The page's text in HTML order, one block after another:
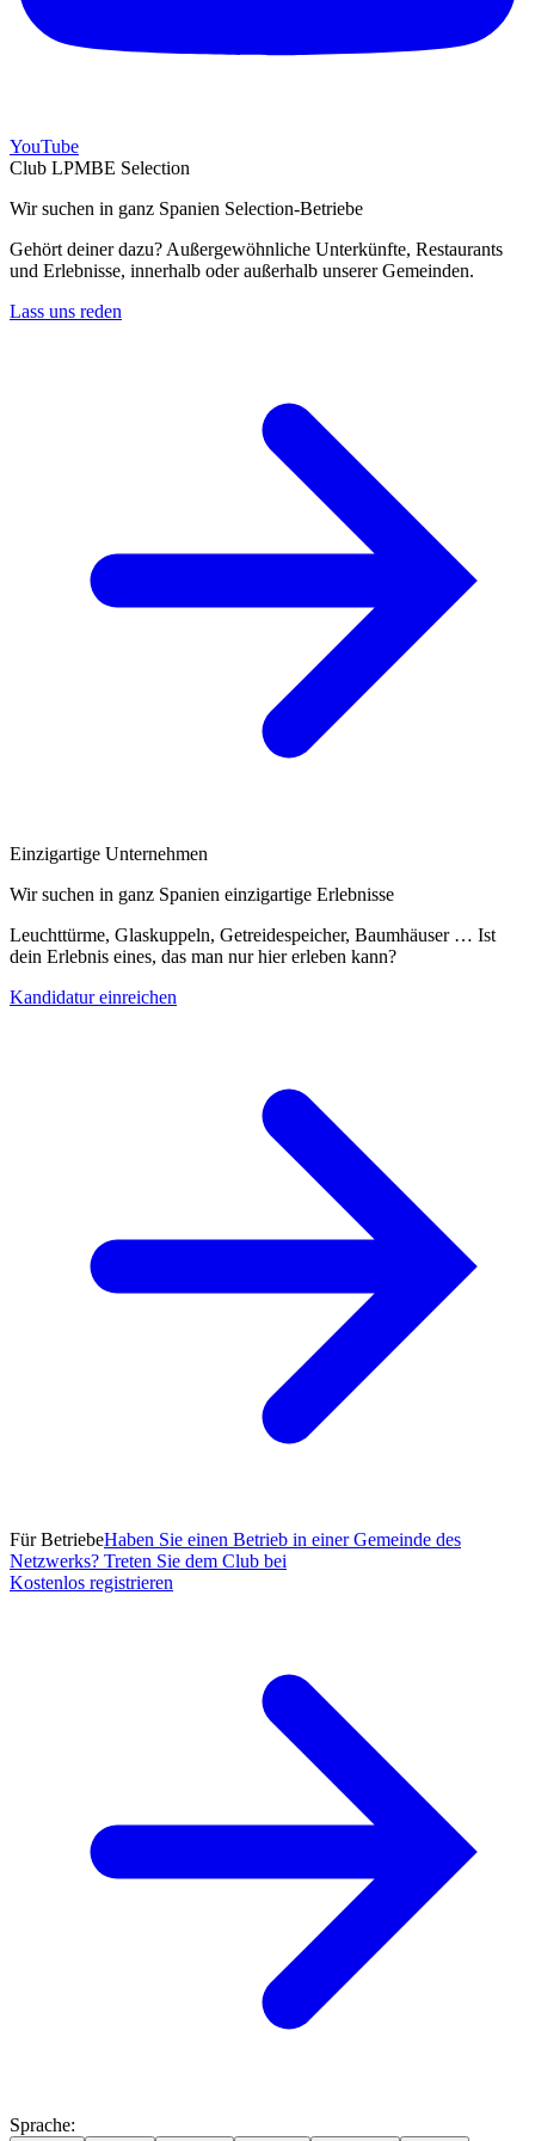
YouTube
Club LPMBE Selection
Wir suchen in ganz Spanien Selection-Betriebe
Gehört deiner dazu? Außergewöhnliche Unterkünfte, Restaurants
und Erlebnisse, innerhalb oder außerhalb unserer Gemeinden.
Lass uns reden
Einzigartige Unternehmen
Wir suchen in ganz Spanien einzigartige Erlebnisse
Leuchttürme, Glaskuppeln, Getreidespeicher, Baumhäuser … Ist
dein Erlebnis eines, das man nur hier erleben kann?
Kandidatur einreichen
Für BetriebeHaben Sie einen Betrieb in einer Gemeinde des
Netzwerks? Treten Sie dem Club bei
Kostenlos registrieren
Sprache: